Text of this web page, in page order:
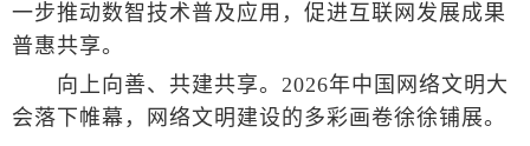
一步推动数智技术普及应用，促进互联网发展成果
普惠共享。
向上向善、共建共享。2026年中国网络文明大
会落下帷幕，网络文明建设的多彩画卷徐徐铺展。